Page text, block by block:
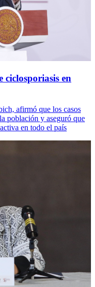
ciclosporiasis en
afirmó que los casos
población y aseguró que
en todo el país